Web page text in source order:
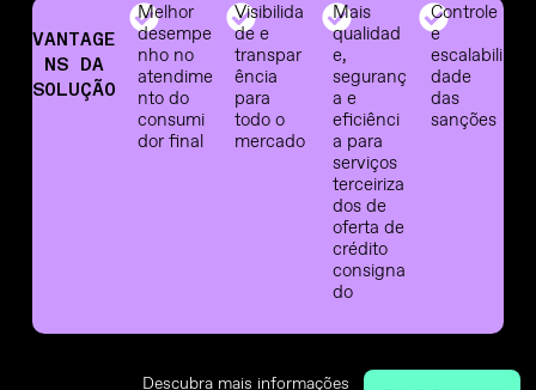
VANTAGE
NS DA
SOLUÇÃO
Melhor
desempe
nho no
atendime
nto do
consumi
dor final
Visibilida
de e
transpar
ência
para
todo o
mercado
Mais
qualidad
e,
seguranç
a e
eficiênci
a para
serviços
terceiriza
dos de
oferta de
crédito
consigna
do
Controle
e
escalabili
dade
das
sanções
Descubra mais informações